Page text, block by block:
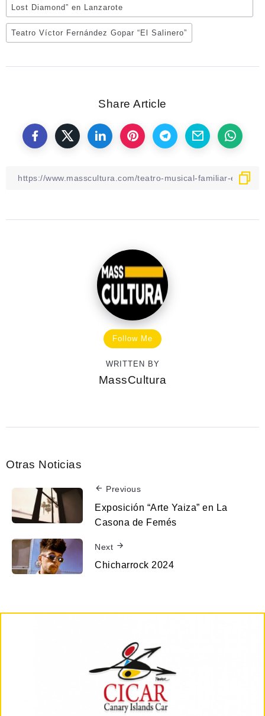
Lost Diamond” en Lanzarote
Teatro Víctor Fernández Gopar “El Salinero”
Share Article
Follow Me
WRITTEN BY
MassCultura
Otras Noticias
Previous
Exposición “Arte Yaiza” en La
Casona de Femés
Next
Chicharrock 2024